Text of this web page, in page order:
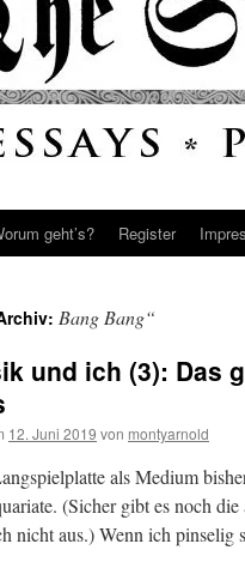
geht’s? Register
Bang Bang“
und ich (3): Das
12. Juni 2019 von montyarnold
als Medium
(Sicher gibt es noch
nicht aus.) Wenn ich